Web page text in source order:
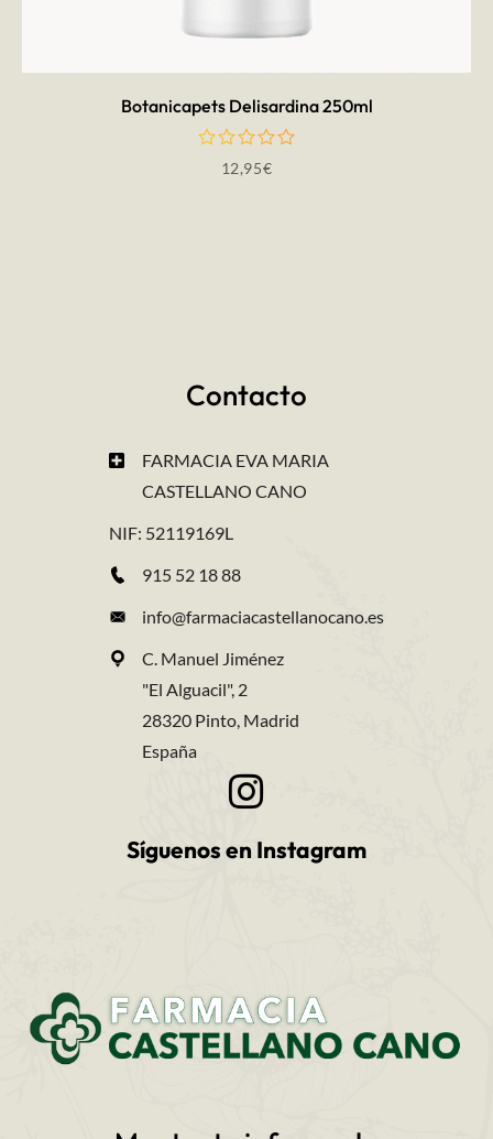
Botanicapets Delisardina 250ml
12,95€
Contacto
FARMACIA EVA MARIA
CASTELLANO CANO
NIF: 52119169L
915 52 18 88
info@farmaciacastellanocano.es
C. Manuel Jiménez
"El Alguacil", 2
28320 Pinto, Madrid
España
Síguenos en Instagram